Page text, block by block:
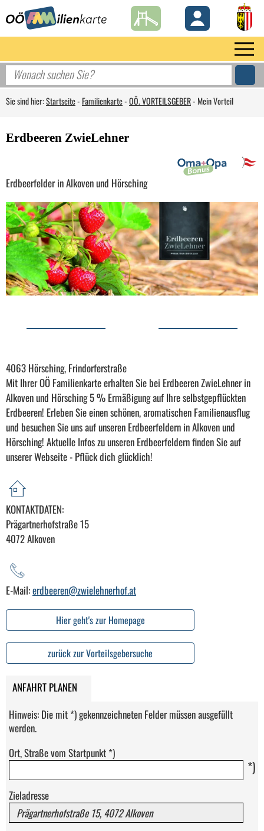
Sie sind hier:Startseite-Familienkarte-OÖ. VORTEILSGEBER- Mein Vorteil
Erdbeeren ZwieLehner
Erdbeerfelder in Alkoven und Hörsching
4063 Hörsching, Frindorferstraße
Mit Ihrer OÖ Familienkarte erhalten Sie bei Erdbeeren ZwieLehner in
Alkoven und Hörsching 5 % Ermäßigung auf Ihre selbstgepflückten
Erdbeeren! Erleben Sie einen schönen, aromatischen Familienausflug
und besuchen Sie uns auf unseren Erdbeerfeldern in Alkoven und
Hörsching! Aktuelle Infos zu unseren Erdbeerfeldern finden Sie auf
unserer Webseite - Pflück dich glücklich!
KONTAKTDATEN:
Prägartnerhofstraße 15
4072 Alkoven
E-Mail:erdbeeren@zwielehnerhof.at
Hier geht's zur Homepage
zurück zur Vorteilsgebersuche
ANFAHRT PLANEN
Hinweis: Die mit *) gekennzeichneten Felder müssen ausgefüllt
werden.
Ort, Straße vom Startpunkt *)
*)
Zieladresse